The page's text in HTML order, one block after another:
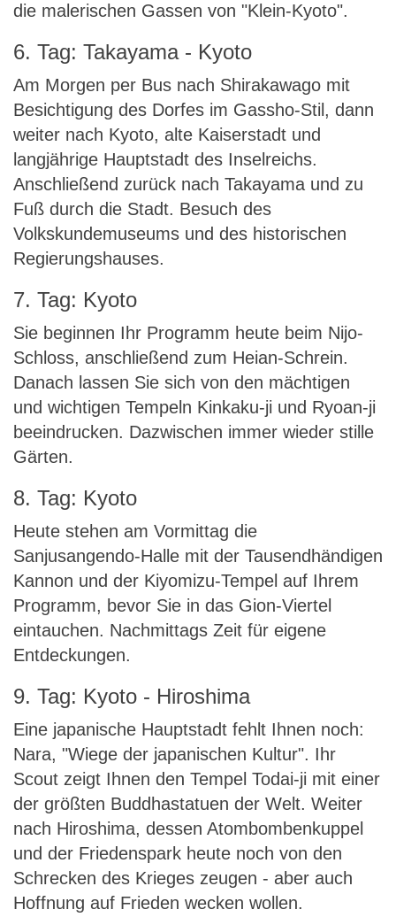
die malerischen Gassen von "Klein-Kyoto".
6. Tag: Takayama - Kyoto
Am Morgen per Bus nach Shirakawago mit
Besichtigung des Dorfes im Gassho-Stil, dann
weiter nach Kyoto, alte Kaiserstadt und
langjährige Hauptstadt des Inselreichs.
Anschließend zurück nach Takayama und zu
Fuß durch die Stadt. Besuch des
Volkskundemuseums und des historischen
Regierungshauses.
7. Tag: Kyoto
Sie beginnen Ihr Programm heute beim Nijo-
Schloss, anschließend zum Heian-Schrein.
Danach lassen Sie sich von den mächtigen
und wichtigen Tempeln Kinkaku-ji und Ryoan-ji
beeindrucken. Dazwischen immer wieder stille
Gärten.
8. Tag: Kyoto
Heute stehen am Vormittag die
Sanjusangendo-Halle mit der Tausendhändigen
Kannon und der Kiyomizu-Tempel auf Ihrem
Programm, bevor Sie in das Gion-Viertel
eintauchen. Nachmittags Zeit für eigene
Entdeckungen.
9. Tag: Kyoto - Hiroshima
Eine japanische Hauptstadt fehlt Ihnen noch:
Nara, "Wiege der japanischen Kultur". Ihr
Scout zeigt Ihnen den Tempel Todai-ji mit einer
der größten Buddhastatuen der Welt. Weiter
nach Hiroshima, dessen Atombombenkuppel
und der Friedenspark heute noch von den
Schrecken des Krieges zeugen - aber auch
Hoffnung auf Frieden wecken wollen.